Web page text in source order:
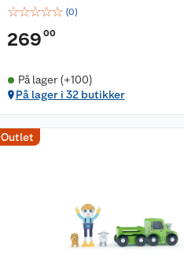
☆☆☆☆☆ (0)
269 00
På lager (+100)
På lager i 32 butikker
Outlet